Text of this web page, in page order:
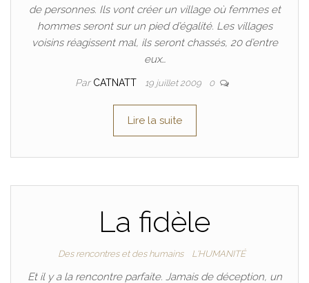
de personnes. Ils vont créer un village où femmes et
hommes seront sur un pied d’égalité. Les villages
voisins réagissent mal, ils seront chassés, 20 d’entre
eux…
Par CATNATT 19 juillet 2009 0
Lire la suite
La fidèle
Des rencontres et des humains L'HUMANITÉ
Et il y a la rencontre parfaite. Jamais de déception, un